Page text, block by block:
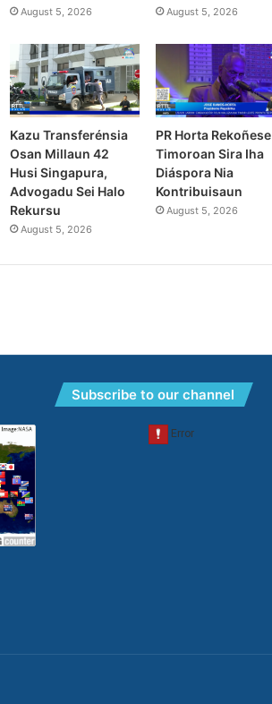
August 5, 2026 August 5, 2026
Kazu Transferénsia
Osan Millaun 42
Husi Singapura,
Advogadu Sei Halo
Rekursu
August 5, 2026
PR Horta Rekoñese
Timoroan Sira Iha
Diáspora Nia
Kontribuisaun
August 5, 2026
Subscribe to our channel